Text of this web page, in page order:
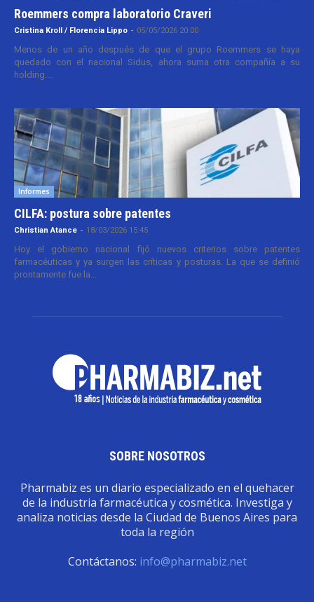
Roemmers compra laboratorio Craveri
Cristina Kroll / Florencia Lippo - 05/05/2026 20:00
Menos de un año después de que el grupo Roemmers se haya
quedado con el nacional Sidus, ahora suma otra compañía a su
holding....
Informes
CILFA: postura sobre patentes
Christian Atance - 18/03/2026 15:45
Hoy el gobierno nacional fijó nuevos criterios sobre patentes
farmacéuticas y ya surgen las críticas y posturas. La que se definió
prontamente fue la...
SOBRE NOSOTROS
Pharmabiz es un diario especializado en el quehacer
de la industria farmacéutica y cosmética. Investiga y
analiza noticias desde la Ciudad de Buenos Aires para
toda la región
Contáctanos: info@pharmabiz.net